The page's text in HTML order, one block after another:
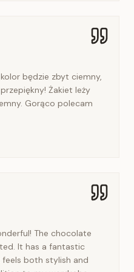
będzie zbyt ciemny,
Żakiet leży
Gorąco polecam
The chocolate
It has a fantastic
both stylish and